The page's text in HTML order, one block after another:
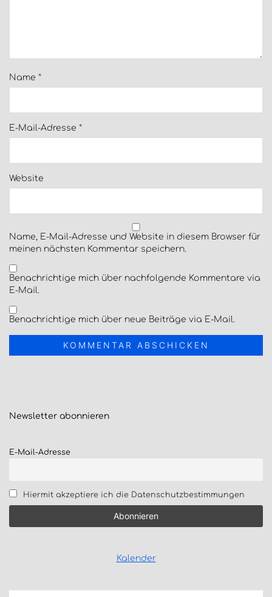
Name *
E-Mail-Adresse *
Website
Name, E-Mail-Adresse und Website in diesem Browser für
meinen nächsten Kommentar speichern.
Benachrichtige mich über nachfolgende Kommentare via
E-Mail.
Benachrichtige mich über neue Beiträge via E-Mail.
Newsletter abonnieren
E-Mail-Adresse
Hiermit akzeptiere ich die Datenschutzbestimmungen
Kalender